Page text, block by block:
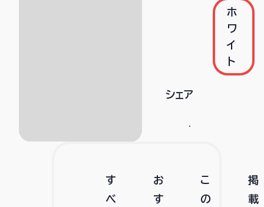
ホ
ワ
イ
ト
シェア
す
べ
お
す
こ
の
掲
載